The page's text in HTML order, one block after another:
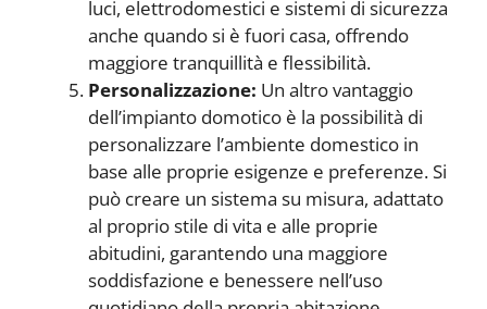
luci, elettrodomestici e sistemi di sicurezza
anche quando si è fuori casa, offrendo
maggiore tranquillità e flessibilità.
Personalizzazione: Un altro vantaggio
dell’impianto domotico è la possibilità di
personalizzare l’ambiente domestico in
base alle proprie esigenze e preferenze. Si
può creare un sistema su misura, adattato
al proprio stile di vita e alle proprie
abitudini, garantendo una maggiore
soddisfazione e benessere nell’uso